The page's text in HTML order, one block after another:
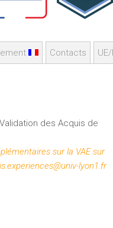
composante)
Contacts
des Acquis de
sur la VAE sur
lyon1.fr